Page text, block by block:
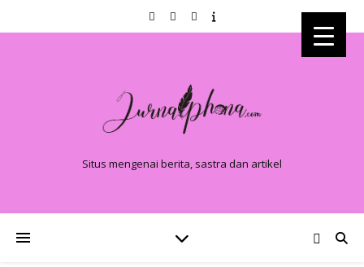
Situs mengenai berita, sastra dan artikel